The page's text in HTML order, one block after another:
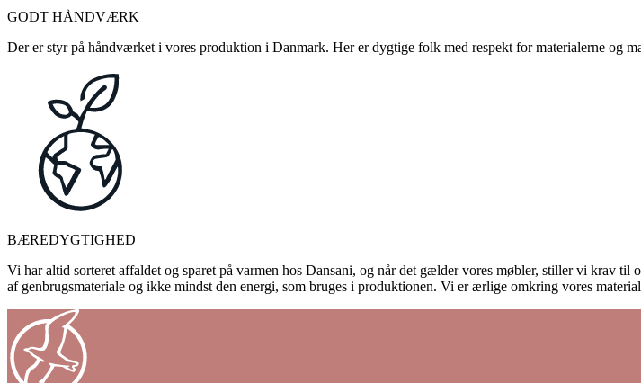
GODT HÅNDVÆRK
Der er styr på håndværket i vores produktion i Danmark. Her er dygtige folk med respekt for materialerne og
BÆREDYGTIGHED
Vi har altid sorteret affaldet og sparet på varmen hos Dansani, og når det gælder vores møbler, stiller vi krav
af genbrugsmateriale og ikke mindst den energi, som bruges i produktionen. Vi er ærlige omkring vores